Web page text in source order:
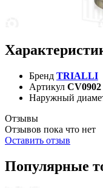
Бренд TRIALLI
Артикул CV0902
Наружный
Отзывы
Отзывов пока что нет
Оставить отзыв
Популярные